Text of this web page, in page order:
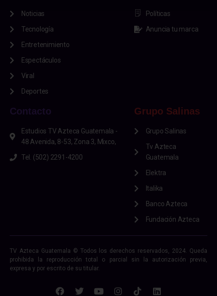
Noticias
Tecnología
Entretenimiento
Espectáculos
Viral
Deportes
Políticas
Anuncia tu marca
Contacto
Estudios TV Azteca Guatemala -
48 Avenida, 8-53, Zona 3, Mixco,
Tel. (502) 2291-4200
Grupo Salinas
Grupo Salinas
Tv Azteca
Guatemala
Elektra
Italika
Banco Azteca
Fundación Azteca
TV Azteca Guatemala © Todos los derechos reservados, 2024. Queda
prohibida la reproducción total o parcial sin la autorización previa,
expresa y por escrito de su titular.